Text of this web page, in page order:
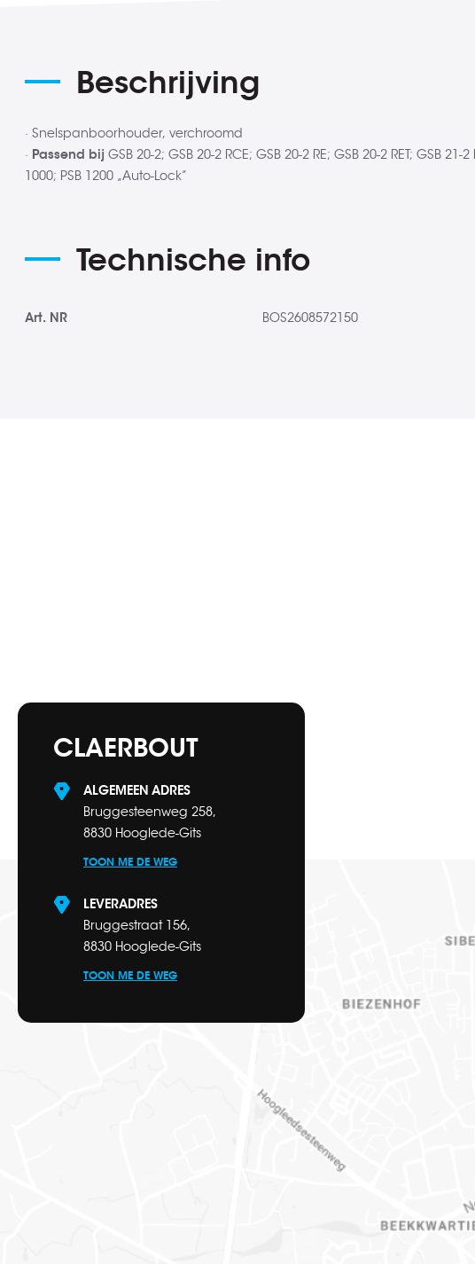
Beschrijving
· Snelspanboorhouder, verchroomd
· Passend bij GSB 20-2; GSB 20-2 RCE; GSB 20-2 RE; GSB 20-2 RET; GSB 21-
1000; PSB 1200 „Auto-Lock”
Technische info
Meer
Art. NR BOS2608572150
CLAERBOUT
ALGEMEEN ADRES
Bruggesteenweg 258,
8830 Hooglede-Gits
TOON ME DE WEG
LEVERADRES
Bruggestraat 156,
8830 Hooglede-Gits
TOON ME DE WEG